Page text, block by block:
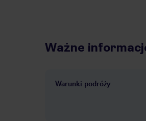
Ważne
Warunki podróży